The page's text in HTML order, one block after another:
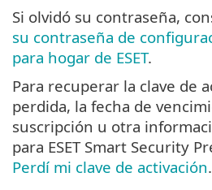
Si olvidó su contraseña,
su contraseña de
para hogar de ESET.
Para recuperar la clave de
perdida, la fecha de
suscripción u otra
para ESET Smart Security
Perdí mi clave de activación.